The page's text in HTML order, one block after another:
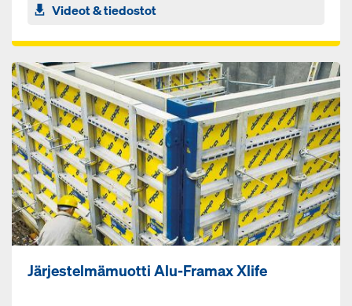
Videot & tiedostot
Järjestelmämuotti Alu-Framax Xlife